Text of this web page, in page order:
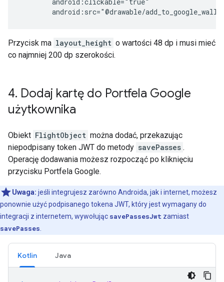
android:src="@drawable/
Przycisk ma layout_height o wartości 48 dp i musi mieć
co najmniej 200 dp szerokości.
4. Dodaj kartę do Portfela Google
użytkownika
Obiekt FlightObject można dodać, przekazując
niepodpisany token JWT do metody savePasses .
Operację dodawania możesz rozpocząć po kliknięciu
przycisku Portfela Google.
Uwaga: jeśli integrujesz zarówno Androida, jak i internet, możesz
ponownie użyć podpisanego tokena JWT, który jest wymagany do
integracji z internetem, wywołując savePassesJwt zamiast
savePasses
Kotlin Java